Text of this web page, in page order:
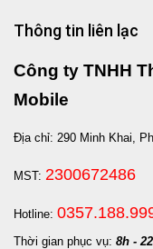
Thông tin liên lạc
Công ty TNHH
Mobile
Địa chỉ: 290 Minh Khai,
MST: 2300672486
Hotline:
Thời gian phục vụ: 8h -